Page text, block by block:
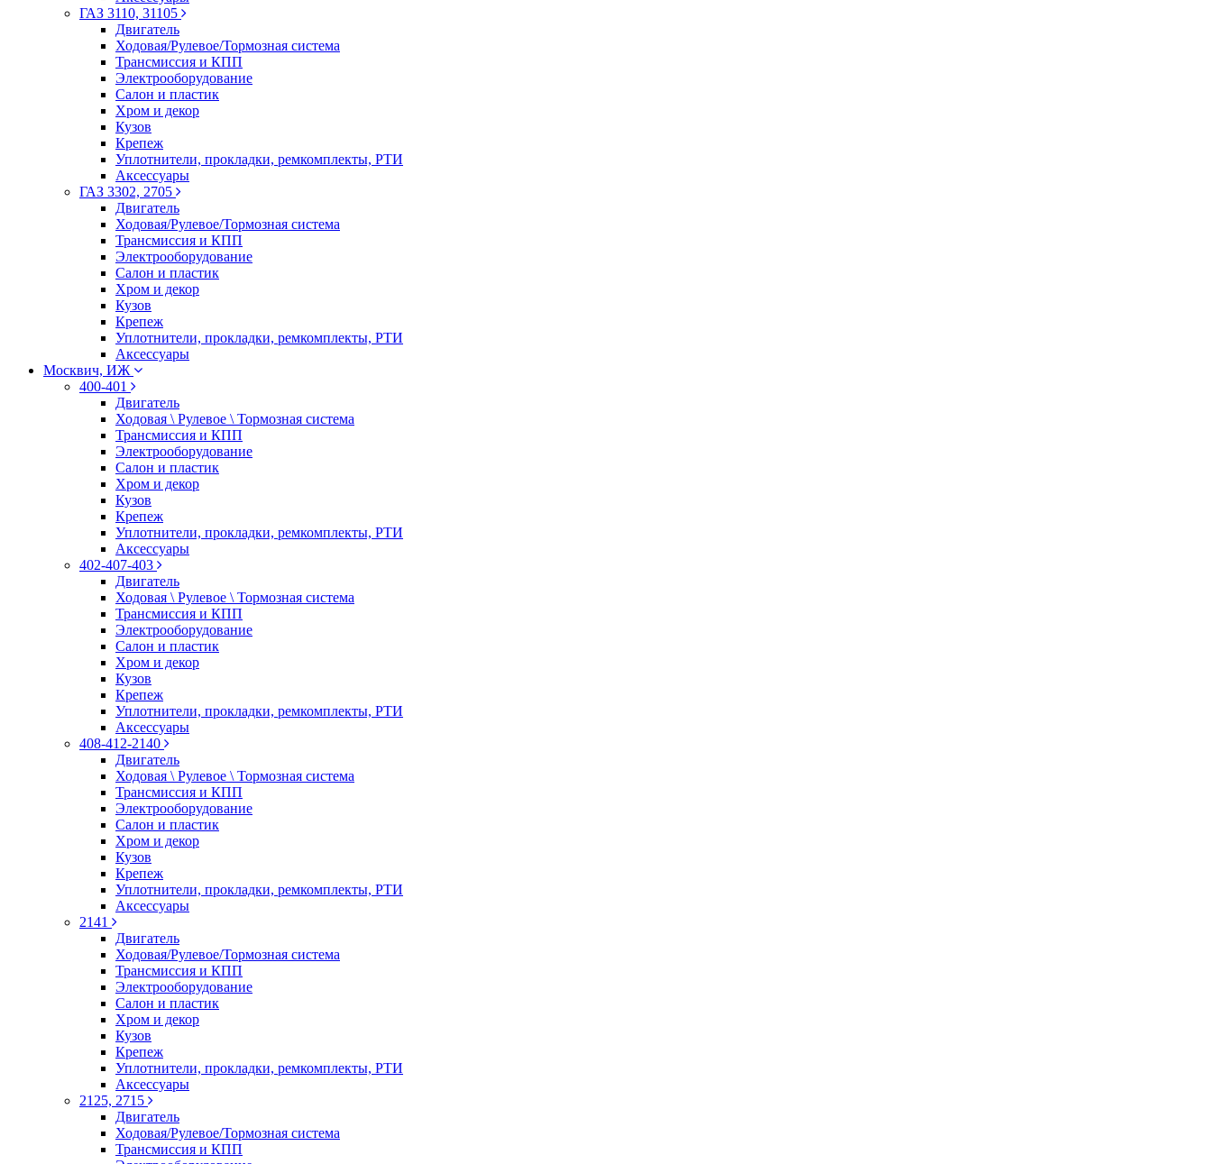
ГАЗ 3110, 31105
Двигатель
Ходовая/Рулевое/Тормозная система
Трансмиссия и КПП
Электрооборудование
Салон и пластик
Хром и декор
Кузов
Крепеж
Уплотнители, прокладки, ремкомплекты, РТИ
Аксессуары
ГАЗ 3302, 2705
Двигатель
Ходовая/Рулевое/Тормозная система
Трансмиссия и КПП
Электрооборудование
Салон и пластик
Хром и декор
Кузов
Крепеж
Уплотнители, прокладки, ремкомплекты, РТИ
Аксессуары
Москвич, ИЖ
400-401
Двигатель
Ходовая \ Рулевое \ Тормозная система
Трансмиссия и КПП
Электрооборудование
Салон и пластик
Хром и декор
Кузов
Крепеж
Уплотнители, прокладки, ремкомплекты, РТИ
Аксессуары
402-407-403
Двигатель
Ходовая \ Рулевое \ Тормозная система
Трансмиссия и КПП
Электрооборудование
Салон и пластик
Хром и декор
Кузов
Крепеж
Уплотнители, прокладки, ремкомплекты, РТИ
Аксессуары
408-412-2140
Двигатель
Ходовая \ Рулевое \ Тормозная система
Трансмиссия и КПП
Электрооборудование
Салон и пластик
Хром и декор
Кузов
Крепеж
Уплотнители, прокладки, ремкомплекты, РТИ
Аксессуары
2141
Двигатель
Ходовая/Рулевое/Тормозная система
Трансмиссия и КПП
Электрооборудование
Салон и пластик
Хром и декор
Кузов
Крепеж
Уплотнители, прокладки, ремкомплекты, РТИ
Аксессуары
2125, 2715
Двигатель
Ходовая/Рулевое/Тормозная система
Трансмиссия и КПП